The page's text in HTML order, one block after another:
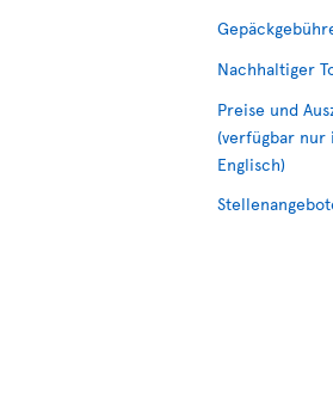
Nachhaltiger
Preise und
(verfügbar nur
Englisch)